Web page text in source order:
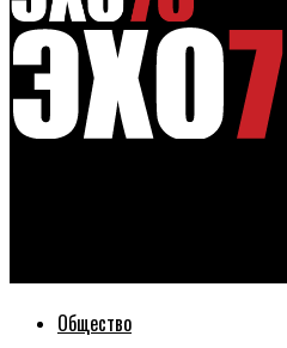
Общество